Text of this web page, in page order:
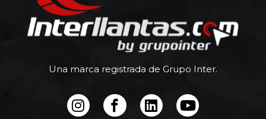
Una marca registrada de Grupo Inter.